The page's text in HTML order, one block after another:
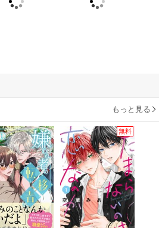
もっと見る
無料